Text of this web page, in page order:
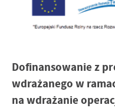
Dofinansowanie z
wdrażanego w
na wdrażanie